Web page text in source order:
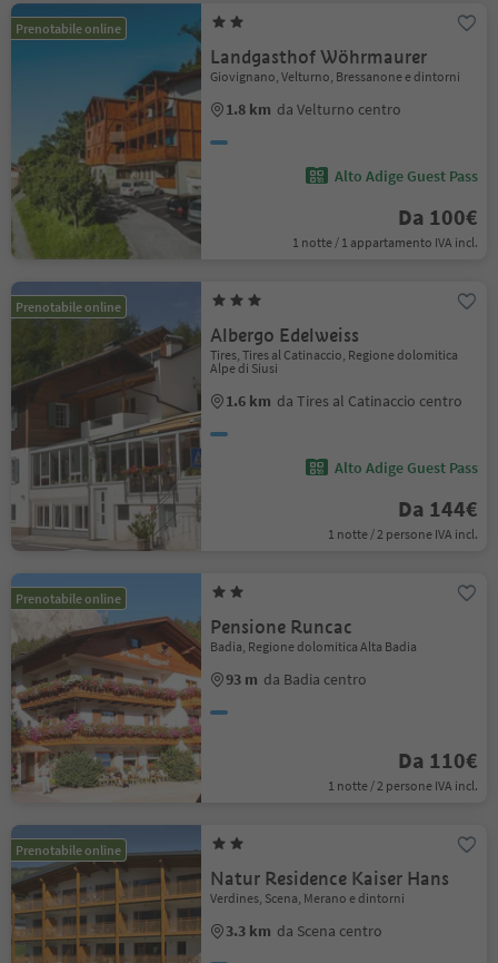
Prenotabile online
Landgasthof Wöhrmaurer
Giovignano, Velturno, Bressanone e dintorni
1.8 km da Velturno centro
Alto Adige Guest Pass
Da 100€
1 notte / 1 appartamento IVA incl.
Prenotabile online
Albergo Edelweiss
Tires, Tires al Catinaccio, Regione dolomitica
Alpe di Siusi
1.6 km da Tires al Catinaccio centro
Alto Adige Guest Pass
Da 144€
1 notte / 2 persone IVA incl.
Prenotabile online
Pensione Runcac
Badia, Regione dolomitica Alta Badia
93 m da Badia centro
Da 110€
1 notte / 2 persone IVA incl.
Prenotabile online
Natur Residence Kaiser Hans
Verdines, Scena, Merano e dintorni
3.3 km da Scena centro